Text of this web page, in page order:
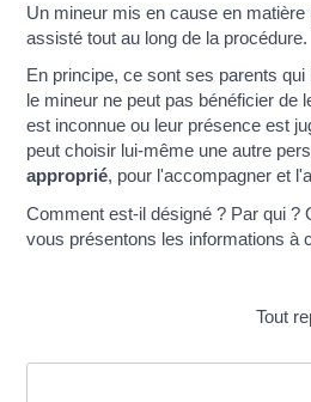
Un mineur mis en cause en matière
assisté tout au long de la procédure.
En principe, ce sont ses parents
le mineur ne peut pas bénéficier de
est inconnue ou leur présence est
peut choisir lui-même une autre
approprié, pour l'accompagner et
Comment est-il désigné ? Par qui ?
vous présentons les informations à
Tout